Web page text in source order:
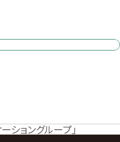
ショングループ」